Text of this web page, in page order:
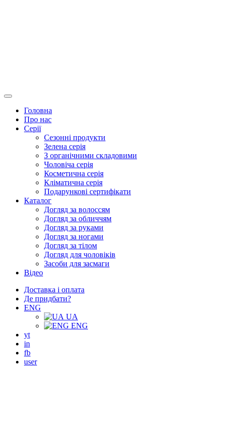
Головна
Про нас
Серії
Сезонні продукти
Зелена серія
З органічними складовими
Чоловіча серія
Косметична серія
Кліматична серія
Подарункові сертифікати
Каталог
Догляд за волоссям
Догляд за обличчям
Догляд за руками
Догляд за ногами
Догляд за тілом
Догляд для чоловіків
Засоби для засмаги
Відео
Доставка і оплата
Де придбати?
ENG
UA
ENG
yt
in
fb
user